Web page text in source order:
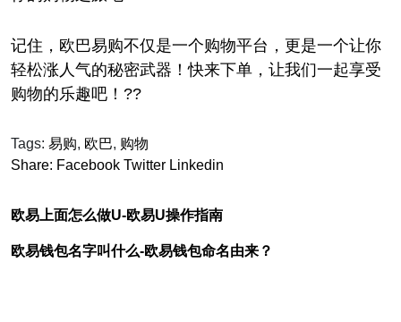
记住，欧巴易购不仅是一个购物平台，更是一个让你
轻松涨人气的秘密武器！快来下单，让我们一起享受
购物的乐趣吧！??
Tags: 易购, 欧巴, 购物
Share: Facebook Twitter Linkedin
欧易上面怎么做U-欧易U操作指南
欧易钱包名字叫什么-欧易钱包命名由来？